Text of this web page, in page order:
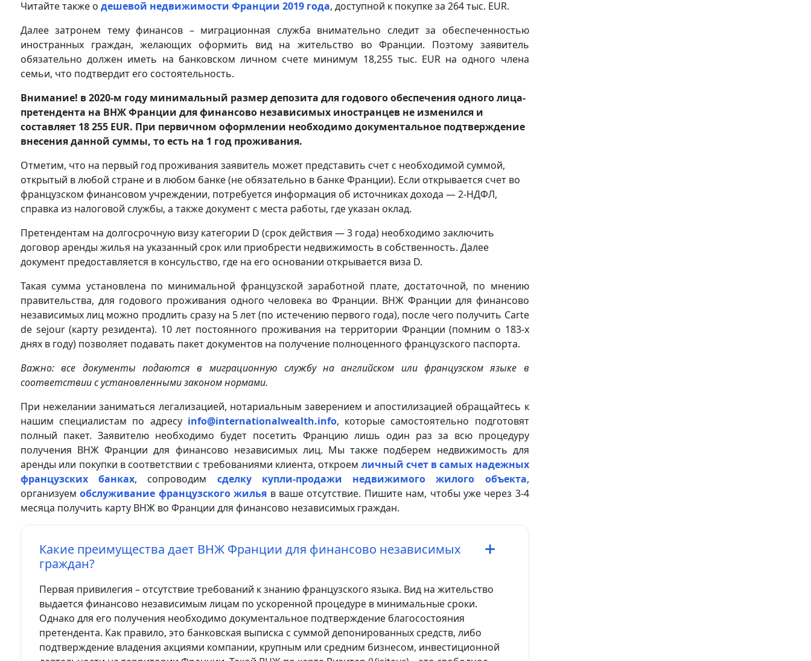
Читайте также о дешевой недвижимости Франции 2019 года, доступной к покупке за 264 тыс. EUR.
Далее затронем тему финансов – миграционная служба внимательно следит за обеспеченностью
иностранных граждан, желающих оформить вид на жительство во Франции. Поэтому заявитель
обязательно должен иметь на банковском личном счете минимум 18,255 тыс. EUR на одного члена
семьи, что подтвердит его состоятельность.
Внимание! в 2020-м году минимальный размер депозита для годового обеспечения одного лица-
претендента на ВНЖ Франции для финансово независимых иностранцев не изменился и
составляет 18 255 EUR. При первичном оформлении необходимо документальное подтверждение
внесения данной суммы, то есть на 1 год проживания.
Отметим, что на первый год проживания заявитель может представить счет с необходимой суммой,
открытый в любой стране и в любом банке (не обязательно в банке Франции). Если открывается счет во
французском финансовом учреждении, потребуется информация об источниках дохода — 2-НДФЛ,
справка из налоговой службы, а также документ с места работы, где указан оклад.
Претендентам на долгосрочную визу категории D (срок действия — 3 года) необходимо заключить
договор аренды жилья на указанный срок или приобрести недвижимость в собственность. Далее
документ предоставляется в консульство, где на его основании открывается виза D.
Такая сумма установлена по минимальной французской заработной плате, достаточной, по мнению
правительства, для годового проживания одного человека во Франции. ВНЖ Франции для финансово
независимых лиц можно продлить сразу на 5 лет (по истечению первого года), после чего получить Carte
de sejour (карту резидента). 10 лет постоянного проживания на территории Франции (помним о 183-х
днях в году) позволяет подавать пакет документов на получение полноценного французского паспорта.
Важно: все документы подаются в миграционную службу на английском или французском языке в
соответствии с установленными законом нормами.
При нежелании заниматься легализацией, нотариальным заверением и апостилизацией обращайтесь к
нашим специалистам по адресу info@internationalwealth.info, которые самостоятельно подготовят
полный пакет. Заявителю необходимо будет посетить Францию лишь один раз за всю процедуру
получения ВНЖ Франции для финансово независимых лиц. Мы также подберем недвижимость для
аренды или покупки в соответствии с требованиями клиента, откроем личный счет в самых надежных
французских банках, сопроводим сделку купли-продажи недвижимого жилого объекта,
организуемобслуживание французского жилья в ваше отсутствие. Пишите нам, чтобы уже через 3-4
месяца получить карту ВНЖ во Франции для финансово независимых граждан.
Какие преимущества дает ВНЖ Франции для финансово независимых
граждан?
Первая привилегия – отсутствие требований к знанию французского языка. Вид на жительство
выдается финансово независимым лицам по ускоренной процедуре в минимальные сроки.
Однако для его получения необходимо документальное подтверждение благосостояния
претендента. Как правило, это банковская выписка с суммой депонированных средств, либо
подтверждение владения акциями компании, крупным или средним бизнесом, инвестиционной